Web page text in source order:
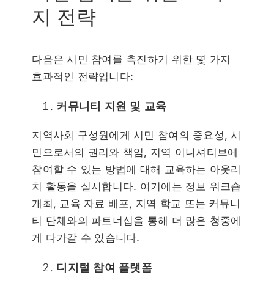
지 전략
다음은 시민 참여를 촉진하기 위한 몇 가지
효과적인 전략입니다:
커뮤니티 지원 및 교육
지역사회 구성원에게 시민 참여의 중요성, 시
민으로서의 권리와 책임, 지역 이니셔티브에
참여할 수 있는 방법에 대해 교육하는 아웃리
치 활동을 실시합니다. 여기에는 정보 워크숍
개최, 교육 자료 배포, 지역 학교 또는 커뮤니
티 단체와의 파트너십을 통해 더 많은 청중에
게 다가갈 수 있습니다.
디지털 참여 플랫폼